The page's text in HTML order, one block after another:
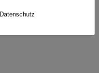
Datenschutz